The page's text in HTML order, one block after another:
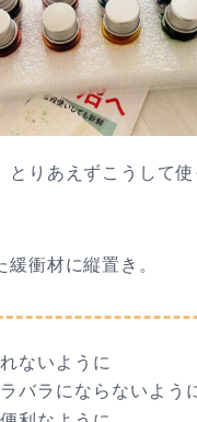
りあえずこうして使
緩衝材に縦置き。
ないように
バラにならないよう